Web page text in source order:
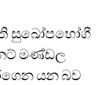
සුඛෝපභෝගී
මණ්ඩල
යන බව